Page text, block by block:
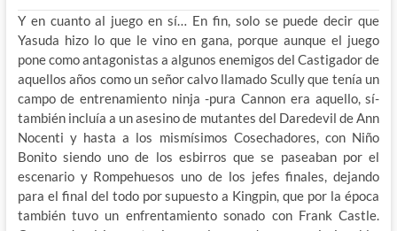
Y en cuanto al juego en sí… En fin, solo se puede decir que
Yasuda hizo lo que le vino en gana, porque aunque el juego
pone como antagonistas a algunos enemigos del Castigador de
aquellos años como un señor calvo llamado Scully que tenía un
campo de entrenamiento ninja -pura Cannon era aquello, sí-
también incluía a un asesino de mutantes del Daredevil de Ann
Nocenti y hasta a los mismísimos Cosechadores, con Niño
Bonito siendo uno de los esbirros que se paseaban por el
escenario y Rompehuesos uno de los jefes finales, dejando
para el final del todo por supuesto a Kingpin, que por la época
también tuvo un enfrentamiento sonado con Frank Castle.